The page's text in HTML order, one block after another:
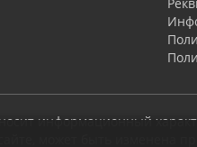
информационный